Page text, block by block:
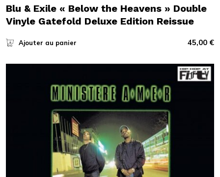
Blu & Exile « Below the Heavens » Double
Vinyle Gatefold Deluxe Edition Reissue
Ajouter au panier 45,00 €